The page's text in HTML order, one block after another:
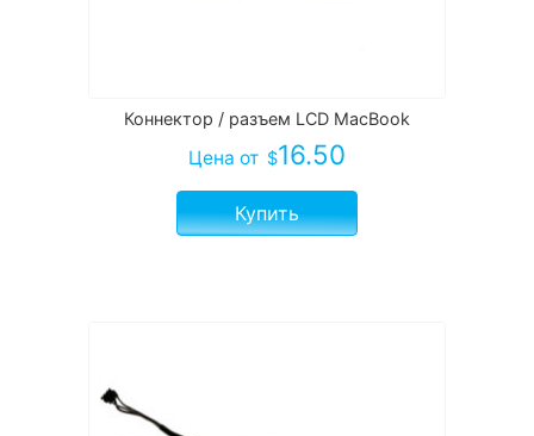
Коннектор / разъем LCD MacBook
Цена от $16.50
Купить